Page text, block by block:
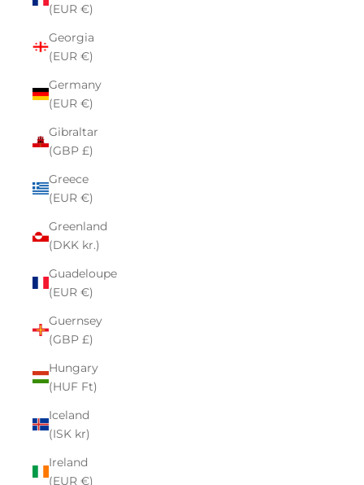
(EUR €)
Georgia
(EUR €)
Germany
(EUR €)
Gibraltar
(GBP £)
Greece
(EUR €)
Greenland
(DKK kr.)
Guadeloupe
(EUR €)
Guernsey
(GBP £)
Hungary
(HUF Ft)
Iceland
(ISK kr)
Ireland
(EUR €)